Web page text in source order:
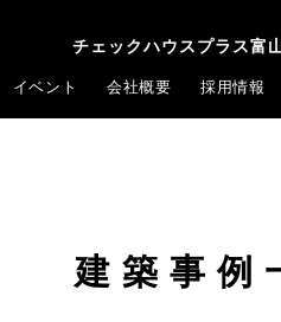
チェックハウスプラス富
イベント 会社概要 採用情報
建築事例